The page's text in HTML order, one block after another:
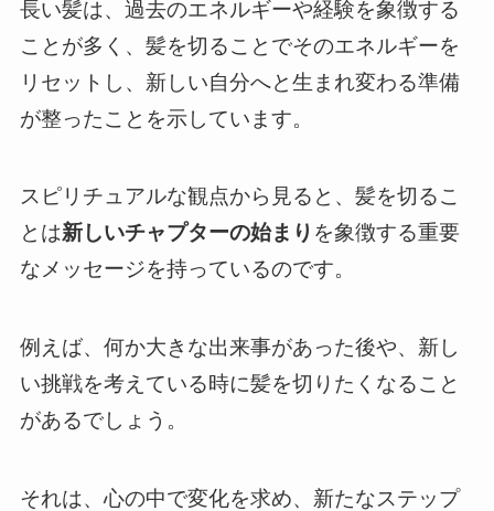
長い髪は、過去のエネルギーや経験を象徴する
ことが多く、髪を切ることでそのエネルギーを
リセットし、新しい自分へと生まれ変わる準備
が整ったことを示しています。
スピリチュアルな観点から見ると、髪を切るこ
とは新しいチャプターの始まり を象徴する重要
なメッセージを持っているのです。
例えば、何か大きな出来事があった後や、新し
い挑戦を考えている時に髪を切りたくなること
があるでしょう。
それは、心の中で変化を求め、新たなステップ